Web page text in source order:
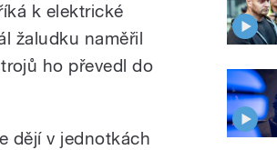
k elektrické
žaludku naměřil
ho převedl do
dějí v jednotkách